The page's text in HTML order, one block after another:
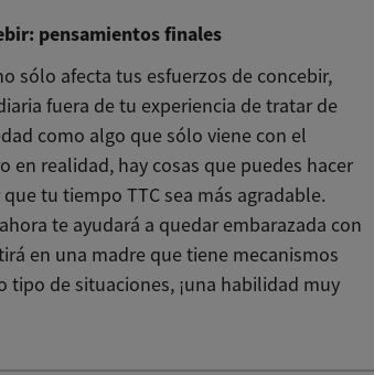
pensamientos finales
sólo afecta tus esfuerzos de concebir,
fuera de tu experiencia de tratar de
como algo que sólo viene con el
en realidad, hay cosas que puedes hacer
tu tiempo TTC sea más agradable.
te ayudará a quedar embarazada con
en una madre que tiene mecanismos
tipo de situaciones, ¡una habilidad muy